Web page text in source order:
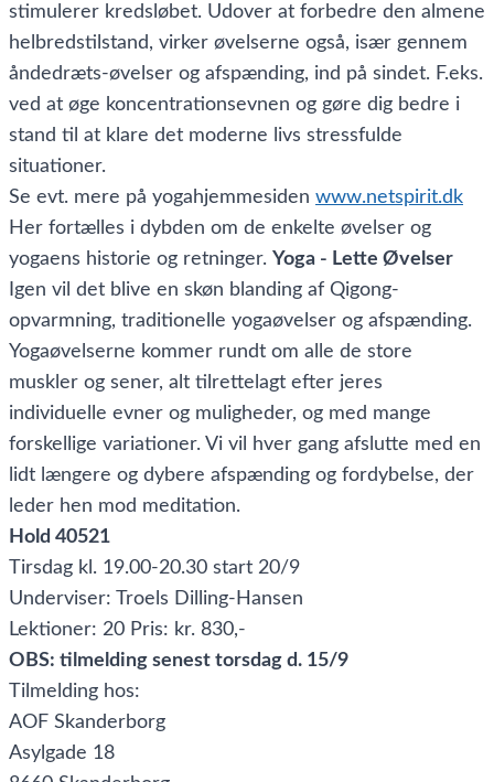
stimulerer kredsløbet. Udover at forbedre den almene
helbredstilstand, virker øvelserne også, især gennem
åndedræts-øvelser og afspænding, ind på sindet. F.eks.
ved at øge koncentrationsevnen og gøre dig bedre i
stand til at klare det moderne livs stressfulde
situationer.
Se evt. mere på yogahjemmesiden www.netspirit.dk
Her fortælles i dybden om de enkelte øvelser og
yogaens historie og retninger. Yoga - Lette Øvelser
Igen vil det blive en skøn blanding af Qigong-
opvarmning, traditionelle yogaøvelser og afspænding.
Yogaøvelserne kommer rundt om alle de store
muskler og sener, alt tilrettelagt efter jeres
individuelle evner og muligheder, og med mange
forskellige variationer. Vi vil hver gang afslutte med en
lidt længere og dybere afspænding og fordybelse, der
leder hen mod meditation.
Hold 40521
Tirsdag kl. 19.00-20.30 start 20/9
Underviser: Troels Dilling-Hansen
Lektioner: 20 Pris: kr. 830,-
OBS: tilmelding senest torsdag d. 15/9
Tilmelding hos:
AOF Skanderborg
Asylgade 18